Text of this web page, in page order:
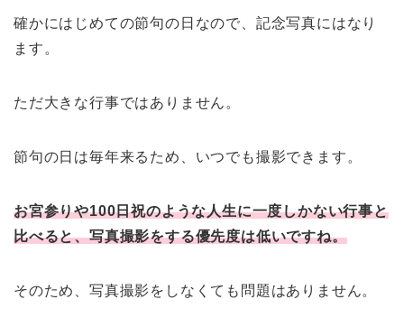
確かにはじめての節句の日なので、記念写真にはなり
ます。
ただ大きな行事ではありません。
節句の日は毎年来るため、いつでも撮影できます。
お宮参りや100日祝のような人生に一度しかない行事と
比べると、写真撮影をする優先度は低いですね。
そのため、写真撮影をしなくても問題はありません。